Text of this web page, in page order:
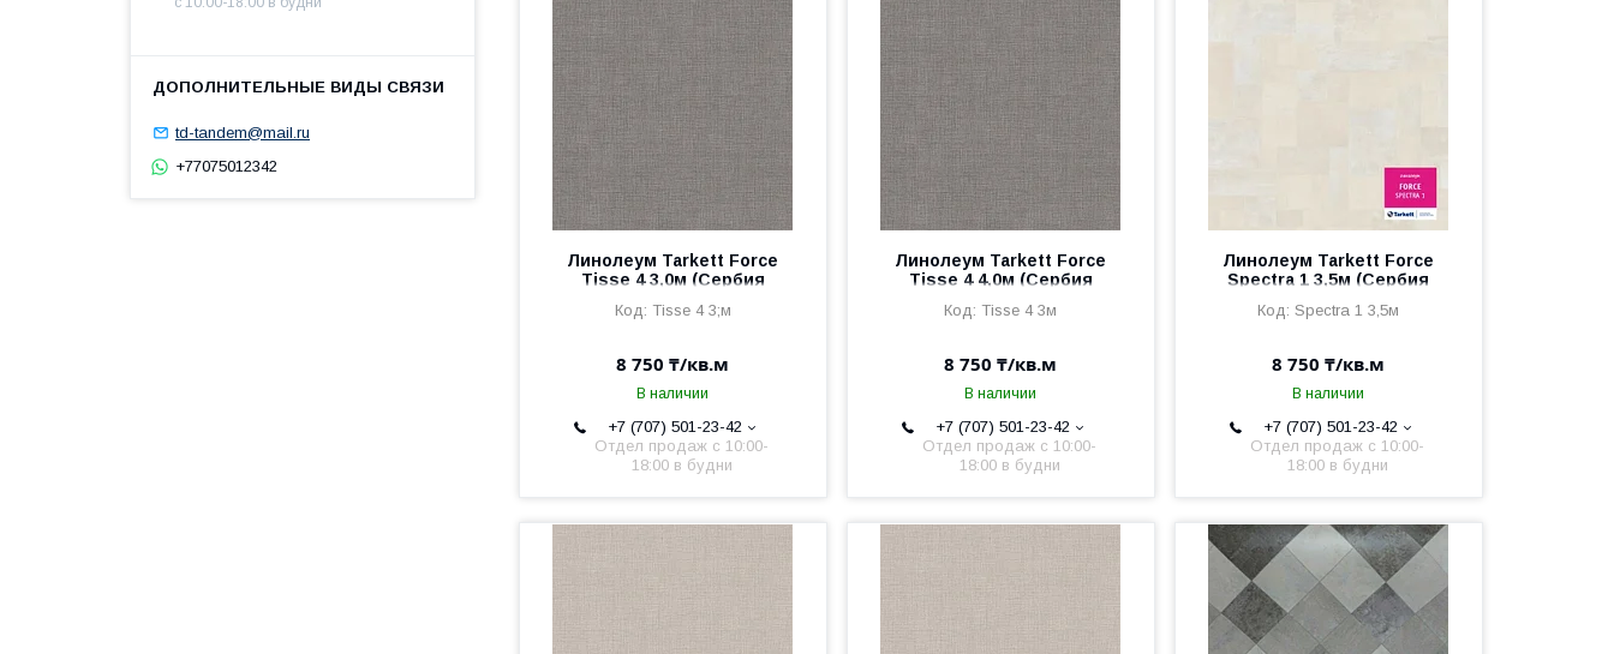
Линолеум Tarkett Force
Tisse 4 3,0м (Сербия
Tisse 4 3;м
8 750 ₸/кв.м
В наличии
+7 (707) 501-23-42
Отдел продаж c 10:00-
18:00 в будни
Линолеум Tarkett Force
Tisse 4 4,0м (Сербия
Tisse 4 3м
8 750 ₸/кв.м
В наличии
+7 (707) 501-23-42
Отдел продаж c 10:00-
18:00 в будни
Линолеум Tarkett Force
Spectra 1 3,5м (Сербия
Spectra 1 3,5м
8 750 ₸/кв.м
В наличии
+7 (707) 501-23-42
Отдел продаж c 10:00-
18:00 в будни
td-tandem@mail.ru
+77075012342